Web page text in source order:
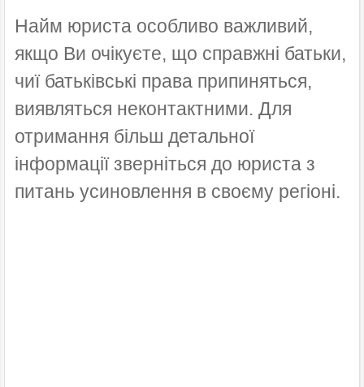
Найм юриста особливо важливий,
якщо Ви очікуєте, що справжні батьки,
чиї батьківські права припиняться,
виявляться неконтактними. Для
отримання більш детальної
інформації зверніться до юриста з
питань усиновлення в своєму регіоні.